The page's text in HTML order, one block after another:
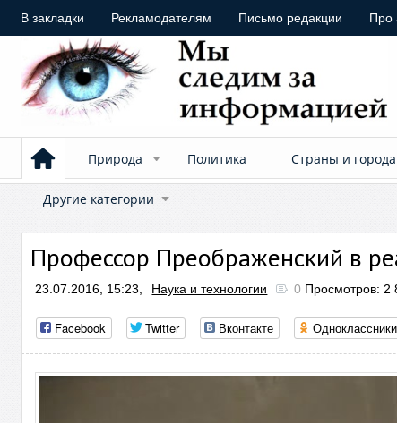
В закладки Рекламодателям Письмо редакции Про
Природа Политика Страны и города
Другие категории
Профессор Преображенский в
23.07.2016, 15:23, Наука и технологии 0 Просмотров: 2
Facebook Twitter Вконтакте Одноклассники